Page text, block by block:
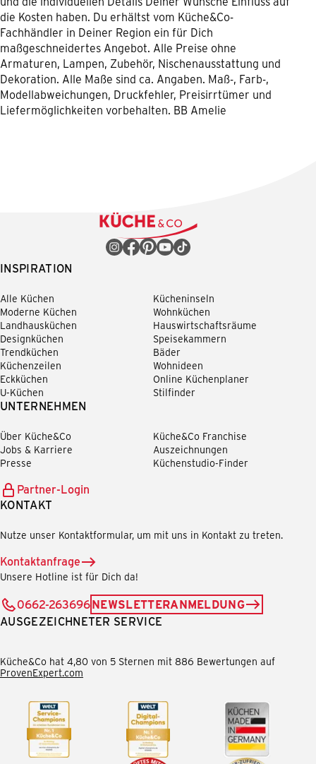
die Kosten haben. Du erhältst vom Küche&Co-
Fachhändler in Deiner Region ein für Dich
maßgeschneidertes Angebot. Alle Preise ohne
Armaturen, Lampen, Zubehör, Nischenausstattung und
Dekoration. Alle Maße sind ca. Angaben. Maß-, Farb-,
Modellabweichungen, Druckfehler, Preisirrtümer und
Liefermöglichkeiten vorbehalten. BB Amelie
INSPIRATION
Alle Küchen
Moderne Küchen
Landhausküchen
Designküchen
Trendküchen
Küchenzeilen
Eckküchen
U-Küchen
Kücheninseln
Wohnküchen
Hauswirtschaftsräume
Speisekammern
Bäder
Wohnideen
Online Küchenplaner
Stilfinder
UNTERNEHMEN
Über Küche&Co
Jobs & Karriere
Presse
Küche&Co Franchise
Auszeichnungen
Küchenstudio-Finder
Partner-Login
KONTAKT
Nutze unser Kontaktformular, um mit uns in Kontakt zu treten.
Kontaktanfrage
Unsere Hotline ist für Dich da!
0662-263696NEWSLETTERANMELDUNG
AUSGEZEICHNETER SERVICE
Küche&Co hat 4,80 von 5 Sternen mit 886 Bewertungen auf
ProvenExpert.com